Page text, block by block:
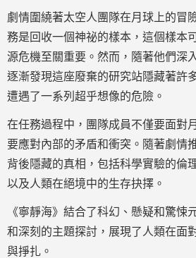
劇情圍繞著太空人團隊在月球上的冒
務是回收一個神祕的樣本，這個樣本
源危機至關重要。然而，隨著他們深
逐漸發現這座廢棄的研究站隱藏著許
遭遇了一系列超乎想像的危險。
在任務過程中，團隊成員不僅要面對
要應對內部的矛盾和衝突。隨著劇情
背後隱藏的真相，包括科學實驗的倫
以及人類在絕境中的生存抉擇。
《寧靜海》結合了科幻、懸疑和驚悚
和深刻的主題探討，展現了人類在面
與掙扎。